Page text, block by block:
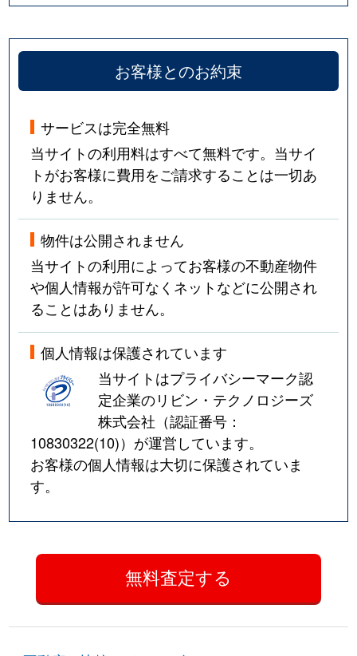
お客様とのお約束
サービスは完全無料
当サイトの利用料はすべて無料です。当サイ
トがお客様に費用をご請求することは一切あ
りません。
物件は公開されません
当サイトの利用によってお客様の不動産物件
や個人情報が許可なくネットなどに公開され
ることはありません。
個人情報は保護されています
当サイトはプライバシーマーク認
定企業のリビン・テクノロジーズ
株式会社（認証番号：
10830322(10)）が運営しています。
お客様の個人情報は大切に保護されていま
す。